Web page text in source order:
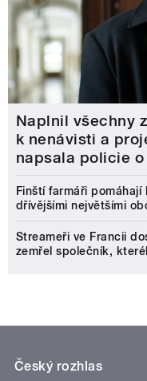
Naplnil všechny
k nenávisti a
napsala policie o
Finští farmáři
dřívějšími největšími
Streameři ve Francii
zemřel společník,
Český rozhlas